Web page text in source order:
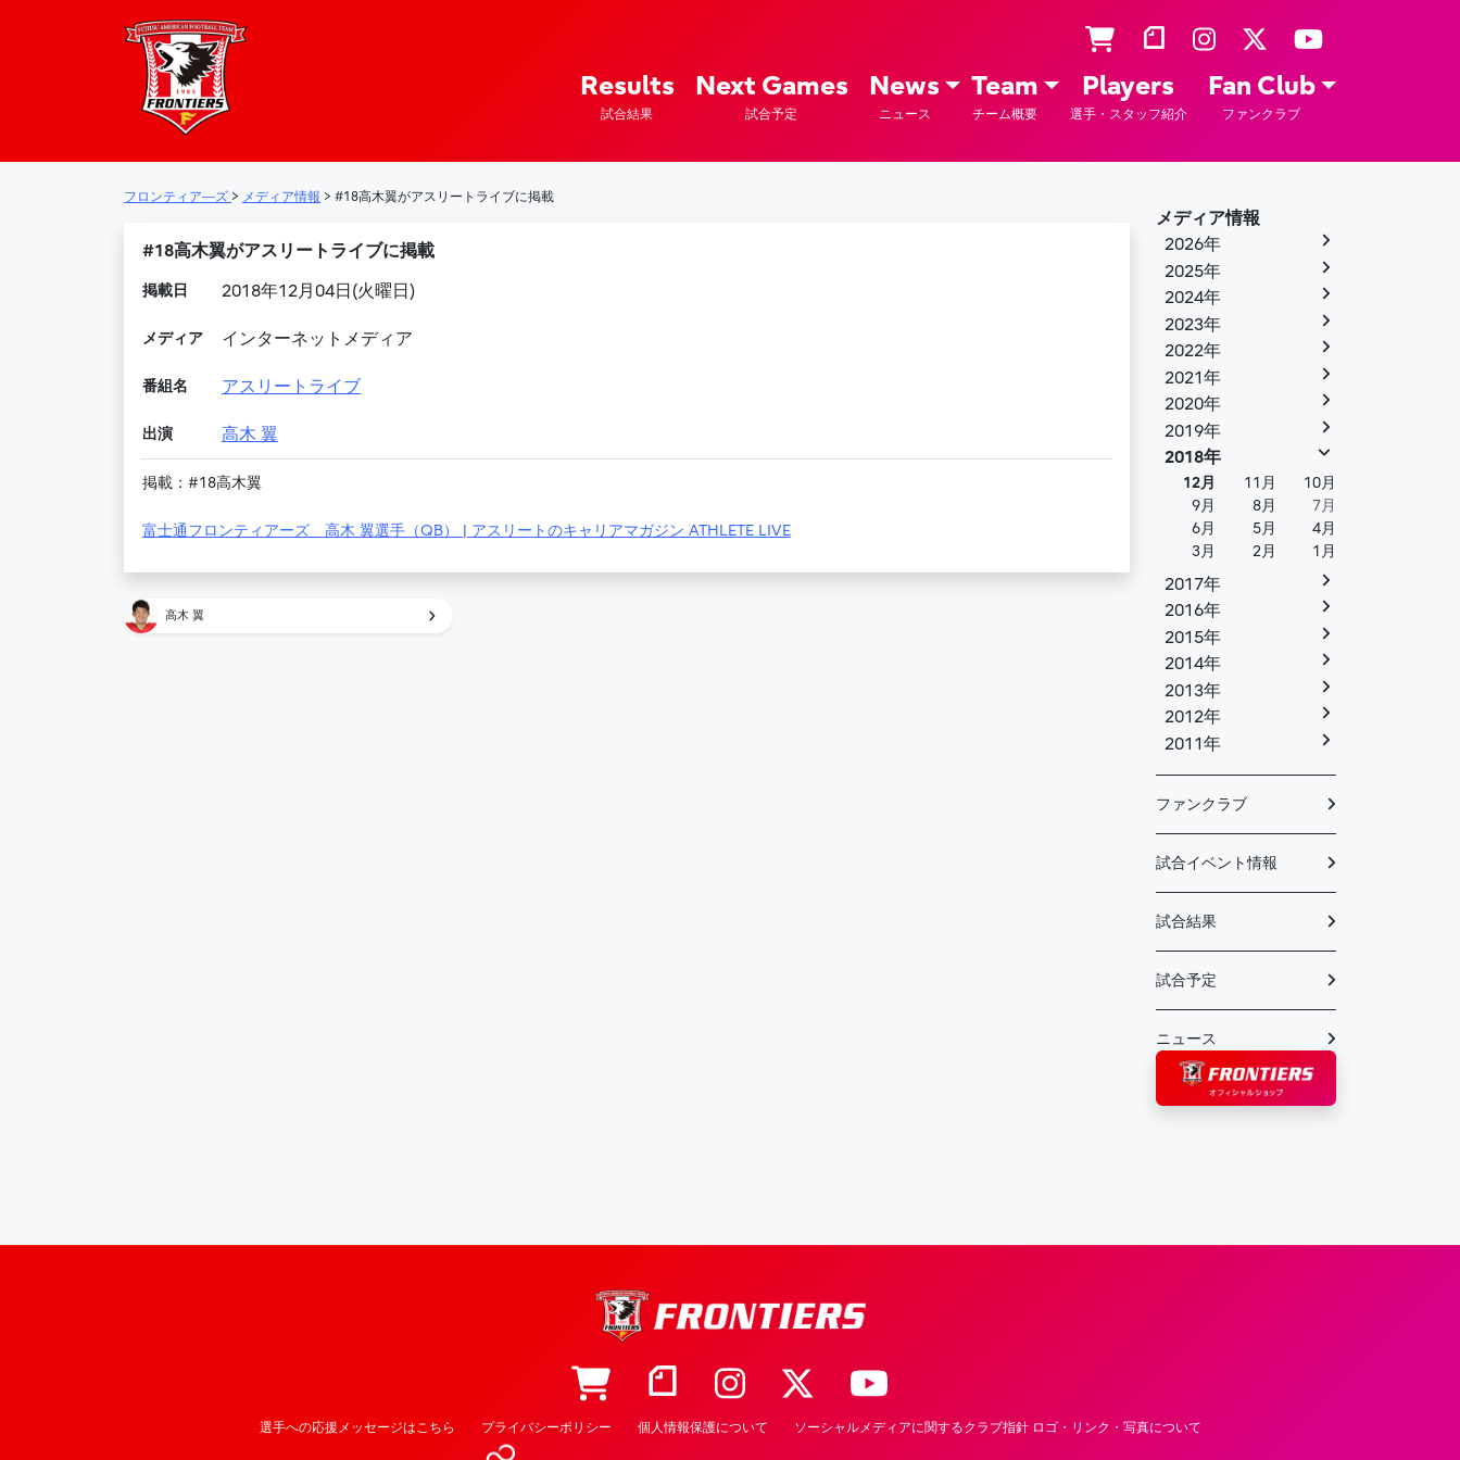
メインナビゲーション
Results
試合結果
Next Games
試合予定
News
ニュース
Team
チーム概要
Players
選手・スタッフ紹介
Fan Club
ファンクラブ
フロンティア―ズ > メディア情報 > #18高木翼がアスリートライブに掲載
#18高木翼がアスリートライブに掲載
掲載日 2018年12月04日(火曜日)
メディア インターネットメディア
番組名 アスリートライブ
出演 高木 翼
掲載：#18高木翼
富士通フロンティアーズ 高木 翼選手（QB） | アスリートのキャリアマガジン ATHLETE LIVE
高木 翼
メディア情報
2026年
2025年
2024年
2023年
2022年
2021年
2020年
2019年
2018年
12月 11月
10月
9月
8月
7月
6月
5月
4月
3月
2月 1月
2017年
2016年
2015年
2014年
2013年
2012年
2011年
ファンクラブ
試合イベント情報
試合結果
試合予定
ニュース
選手への応援メッセージはこちら プライバシーポリシー 個人情報保護について ソーシャルメディアに関するクラブ指針 ロゴ・リンク・写真について